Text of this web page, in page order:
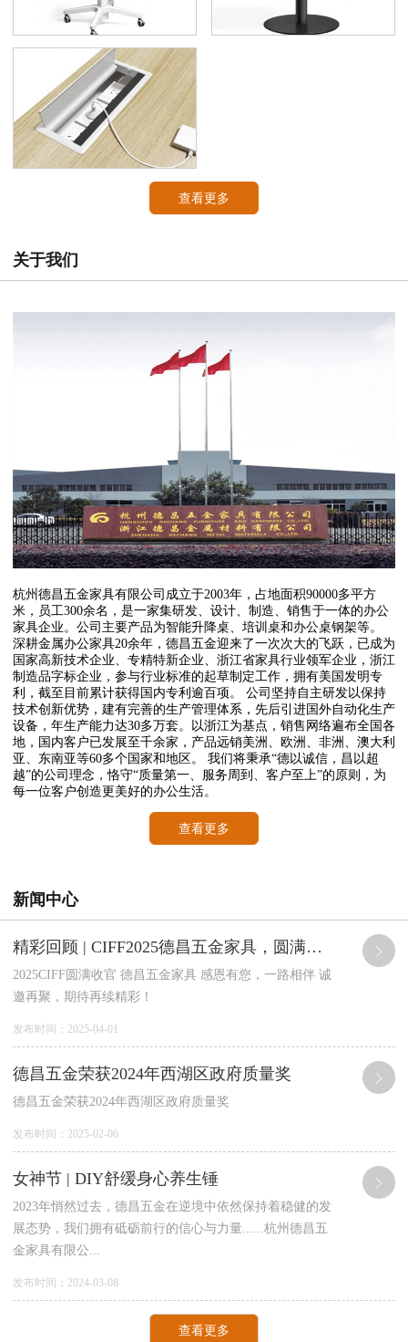
查看更多
关于我们
杭州德昌五金家具有限公司成立于2003年，占地面积90000多平方
米，员工300余名，是一家集研发、设计、制造、销售于一体的办公
家具企业。公司主要产品为智能升降桌、培训桌和办公桌钢架等。
深耕金属办公家具20余年，德昌五金迎来了一次次大的飞跃，已成为
国家高新技术企业、专精特新企业、浙江省家具行业领军企业，浙江
制造品字标企业，参与行业标准的起草制定工作，拥有美国发明专
利，截至目前累计获得国内专利逾百项。 公司坚持自主研发以保持
技术创新优势，建有完善的生产管理体系，先后引进国外自动化生产
设备，年生产能力达30多万套。以浙江为基点，销售网络遍布全国各
地，国内客户已发展至千余家，产品远销美洲、欧洲、非洲、澳大利
亚、东南亚等60多个国家和地区。 我们将秉承“德以诚信，昌以超
越”的公司理念，恪守“质量第一、服务周到、客户至上”的原则，为
每一位客户创造更美好的办公生活。
查看更多
新闻中心
精彩回顾 | CIFF2025德昌五金家具，圆满收官！
2025CIFF圆满收官 德昌五金家具 感恩有您，一路相伴 诚
邀再聚，期待再续精彩！
发布时间：2025-04-01
德昌五金荣获2024年西湖区政府质量奖
德昌五金荣获2024年西湖区政府质量奖
发布时间：2025-02-06
女神节 | DIY舒缓身心养生锤
2023年悄然过去，德昌五金在逆境中依然保持着稳健的发
展态势，我们拥有砥砺前行的信心与力量......杭州德昌五
金家具有限公...
发布时间：2024-03-08
查看更多